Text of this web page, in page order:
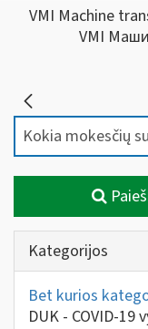
VMI Machine
VMI
Kategorijos
Bet kurios
DUK - COVID-19